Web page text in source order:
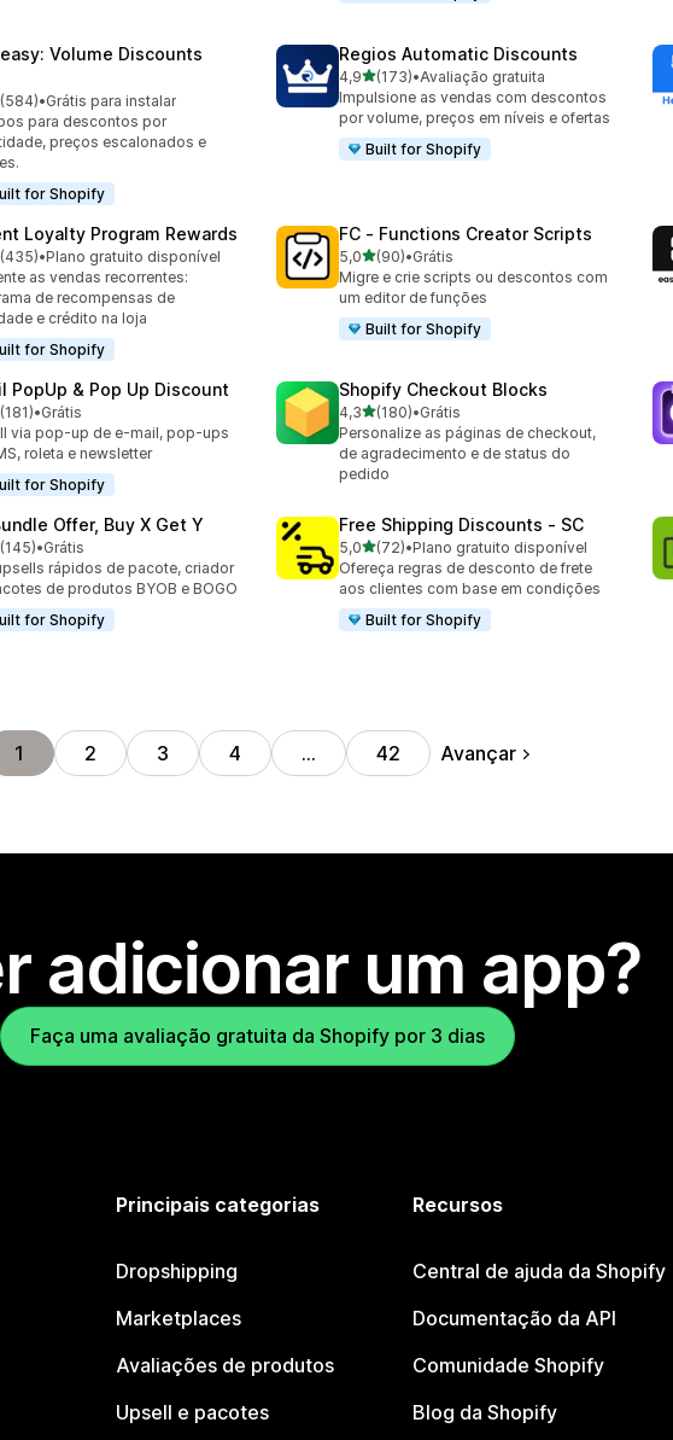
Volume Discounts
5 estrelas
(584) ao todo
•Grátis para instalar
para descontos por
preços escalonados e
for Shopify
Regios Automatic Discounts
4,9de 5 estrelas
(173)
173 avaliações ao todo
•Avaliação gratuita
Impulsione as vendas com descontos
por volume, preços em níveis e ofertas
Built for Shopify
Loyalty Program Rewards
5 estrelas
(435) ao todo
•Plano gratuito disponível
as vendas recorrentes:
de recompensas de
e crédito na loja
for Shopify
FC ‑ Functions Creator Scripts
5,0de 5 estrelas
(90)
90 avaliações ao todo
•Grátis
Migre e crie scripts ou descontos com
um editor de funções
Built for Shopify
PopUp & Pop Up Discount
5 estrelas
(181) ao todo
•Grátis
via pop-up de e-mail, pop-ups
roleta e newsletter
for Shopify
Shopify Checkout Blocks
4,3de 5 estrelas
(180)
180 avaliações ao todo
•Grátis
Personalize as páginas de checkout,
de agradecimento e de status do
pedido
Offer, Buy X Get Y
5 estrelas
(145) ao todo
•Grátis
rápidos de pacote, criador
de produtos BYOB e BOGO
for Shopify
Free Shipping Discounts ‑ SC
5,0de 5 estrelas
(72)
72 avaliações ao todo
•Plano gratuito disponível
Ofereça regras de desconto de frete
aos clientes com base em condições
Built for Shopify
1 2 3 4 … 42 Avançar
adicionar um app?
Faça uma avaliação gratuita da Shopify por 3 dias
Principais categorias
Dropshipping
Marketplaces
Avaliações de produtos
Upsell e pacotes
Recursos
Central de ajuda da Shopify
Documentação da API
Comunidade Shopify
Blog da Shopify